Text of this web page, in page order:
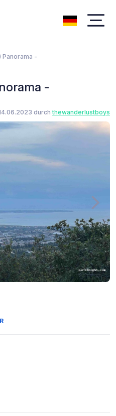
Panorama -
-
durchthewanderlustboys